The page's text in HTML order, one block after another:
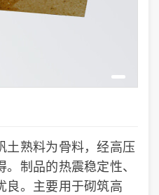
土熟料为骨料，经高压
制品的热震稳定性、
良。主要用于砌筑高